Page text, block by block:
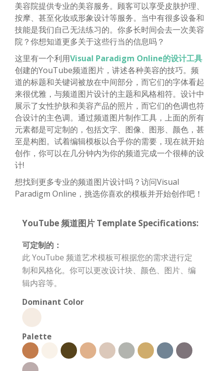
美容院提供专业的美容服务。顾客可以享受皮肤护理、
按摩、甚至化妆或形象设计等服务。当中有很多设备和
技能是我们自己无法练习的。你多长时间会去一次美容
院？你想知道更多关于这些行当的信息吗？
这里有一个利用Visual Paradigm Online的设计工具
创建的YouTube频道图片，讲述各种美容的技巧。频
道的标题和关键词被放在中间部分，而它们的字体看起
来很优雅，与频道图片设计的主题和风格相符。设计中
展示了女性护肤和美容产品的照片，而它们的色调也符
合设计的主色调。通过频道图片制作工具，上面的所有
元素都是可定制的，包括文字、图像、图形、颜色，甚
至是构图。试着编辑模板以合乎你的需要，现在就开始
创作，你可以在几分钟内为你的频道完成一个很棒的设
计!
想找到更多专业的频道图片设计吗？访问Visual
Paradigm Online，挑选你喜欢的模板并开始创作吧！
YouTube 频道图片 Template Specifications:
可定制的：
此 YouTube 频道艺术模板可根据您的需求进行定
制和风格化。你可以更改设计块、颜色、图片、编
辑内容等。
Dominant Color
Palette